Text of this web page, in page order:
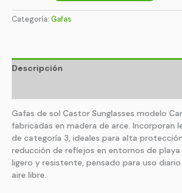
Categoría: Gafas
Descripción
Gafas de sol Castor Sunglasses modelo
fabricadas en madera de arce. Incorporan
de categoría 3, ideales para alta
reducción de reflejos en entornos de playa
ligero y resistente, pensado para uso
aire libre.